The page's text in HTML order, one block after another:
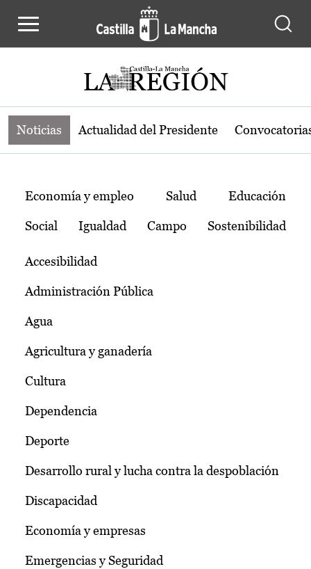
Noticias de la región de Castilla-La
Noticias Actualidad del Presidente
Temas
Economía y empleo Salud Educación
Social Igualdad Campo Sostenibilidad
Accesibilidad
Administración Pública
Agua
Agricultura y ganadería
Cultura
Dependencia
Deporte
Desarrollo rural y lucha contra la despoblación
Discapacidad
Economía y empresas
Emergencias y Seguridad